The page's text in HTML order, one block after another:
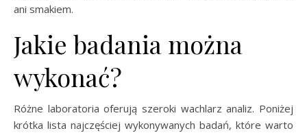
ani smakiem.
Jakie badania można
wykonać?
Różne laboratoria oferują szeroki wachlarz analiz. Poniżej
krótka lista najczęściej wykonywanych badań, które warto